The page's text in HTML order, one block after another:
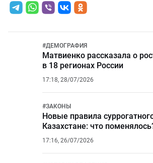
#ДЕМОГРАФИЯ
Матвиенко рассказала о
в 18 регионах России
17:18, 28/07/2026
#ЗАКОНЫ
Новые правила
Казахстане: что
17:16, 26/07/2026